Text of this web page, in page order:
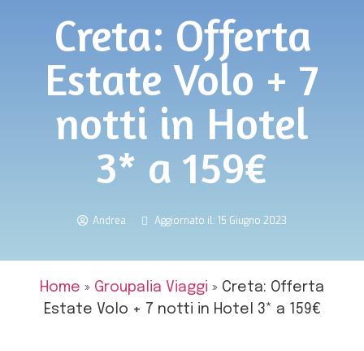
Creta: Offerta
Estate Volo + 7
notti in Hotel
3* a 159€
Andrea Aggiornato il: 15 Giugno 2023
Home » Groupalia Viaggi » Creta: Offerta
Estate Volo + 7 notti in Hotel 3* a 159€